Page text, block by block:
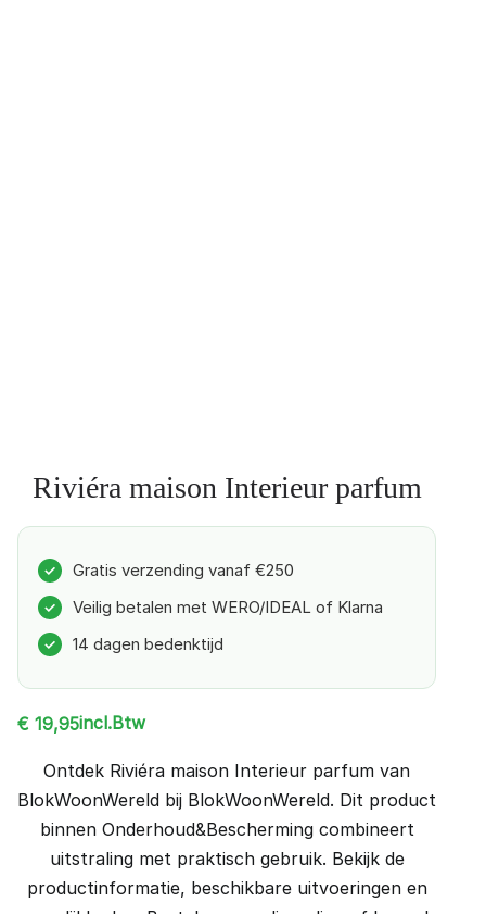
Riviéra maison Interieur parfum
✓ Gratis verzending vanaf €250
✓ Veilig betalen met WERO/IDEAL of Klarna
✓ 14 dagen bedenktijd
€ 19,95incl.Btw
Ontdek Riviéra maison Interieur parfum van
BlokWoonWereld bij BlokWoonWereld. Dit product
binnen Onderhoud&Bescherming combineert
uitstraling met praktisch gebruik. Bekijk de
productinformatie, beschikbare uitvoeringen en